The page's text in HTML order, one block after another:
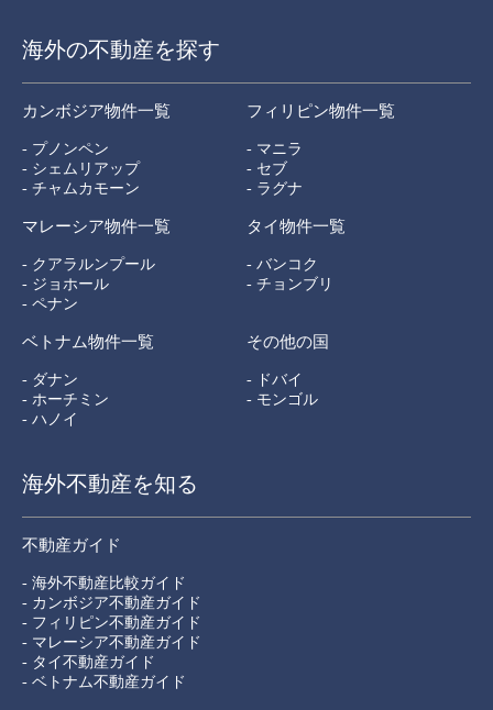
（FDI）に大きく依存しているという点で懸念が...
海外の不動産を探す
カンボジア物件一覧
- プノンペン
- シェムリアップ
- チャムカモーン
フィリピン物件一覧
- マニラ
- セブ
- ラグナ
マレーシア物件一覧
- クアラルンプール
- ジョホール
- ペナン
タイ物件一覧
- バンコク
- チョンブリ
ベトナム物件一覧
- ダナン
- ホーチミン
- ハノイ
その他の国
- ドバイ
- モンゴル
海外不動産を知る
不動産ガイド
- 海外不動産比較ガイド
- カンボジア不動産ガイド
- フィリピン不動産ガイド
- マレーシア不動産ガイド
- タイ不動産ガイド
- ベトナム不動産ガイド